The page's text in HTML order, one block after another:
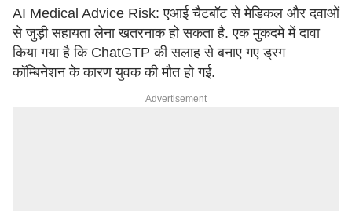
AI Medical Advice Risk: एआई चैटबॉट से मेडिकल और दवाओं
से जुड़ी सहायता लेना खतरनाक हो सकता है. एक मुकदमे में दावा
किया गया है कि ChatGTP की सलाह से बनाए गए ड्रग
कॉम्बिनेशन के कारण युवक की मौत हो गई.
Advertisement